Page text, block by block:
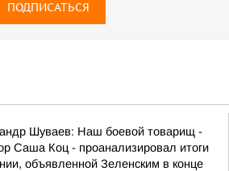
ПОДПИСАТЬСЯ
Шуваев: Наш боевой товарищ -
Саша Коц - проанализировал итоги
объявленной Зеленским в конце